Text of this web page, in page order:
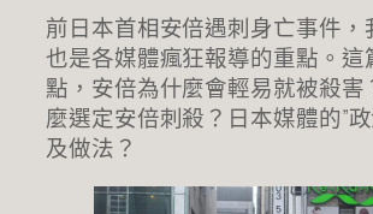
前日本首相安倍遇刺身亡事件，
也是各媒體瘋狂報導的重點。這
點，安倍為什麼會輕易就被殺害
麼選定安倍刺殺？日本媒體的”
及做法？